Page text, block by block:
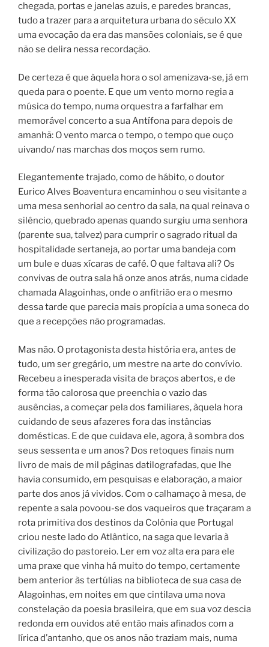
chegada, portas e janelas azuis, e paredes brancas,
tudo a trazer para a arquitetura urbana do século XX
uma evocação da era das mansões coloniais, se é que
não se delira nessa recordação.
De certeza é que àquela hora o sol amenizava-se, já em
queda para o poente. E que um vento morno regia a
música do tempo, numa orquestra a farfalhar em
memorável concerto a sua Antífona para depois de
amanhã: O vento marca o tempo, o tempo que ouço
uivando/ nas marchas dos moços sem rumo.
Elegantemente trajado, como de hábito, o doutor
Eurico Alves Boaventura encaminhou o seu visitante a
uma mesa senhorial ao centro da sala, na qual reinava o
silêncio, quebrado apenas quando surgiu uma senhora
(parente sua, talvez) para cumprir o sagrado ritual da
hospitalidade sertaneja, ao portar uma bandeja com
um bule e duas xícaras de café. O que faltava ali? Os
convivas de outra sala há onze anos atrás, numa cidade
chamada Alagoinhas, onde o anfitrião era o mesmo
dessa tarde que parecia mais propícia a uma soneca do
que a recepções não programadas.
Mas não. O protagonista desta história era, antes de
tudo, um ser gregário, um mestre na arte do convívio.
Recebeu a inesperada visita de braços abertos, e de
forma tão calorosa que preenchia o vazio das
ausências, a começar pela dos familiares, àquela hora
cuidando de seus afazeres fora das instâncias
domésticas. E de que cuidava ele, agora, à sombra dos
seus sessenta e um anos? Dos retoques finais num
livro de mais de mil páginas datilografadas, que lhe
havia consumido, em pesquisas e elaboração, a maior
parte dos anos já vividos. Com o calhamaço à mesa, de
repente a sala povoou-se dos vaqueiros que traçaram a
rota primitiva dos destinos da Colônia que Portugal
criou neste lado do Atlântico, na saga que levaria à
civilização do pastoreio. Ler em voz alta era para ele
uma praxe que vinha há muito do tempo, certamente
bem anterior às tertúlias na biblioteca de sua casa de
Alagoinhas, em noites em que cintilava uma nova
constelação da poesia brasileira, que em sua voz descia
redonda em ouvidos até então mais afinados com a
lírica d’antanho, que os anos não traziam mais, numa